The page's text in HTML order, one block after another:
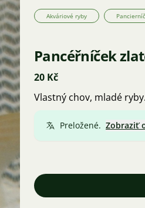
Akváriové ryby
Pancéřníček
20 Kč
Vlastný chov, mladé ryby.
Preložené. Zobraziť